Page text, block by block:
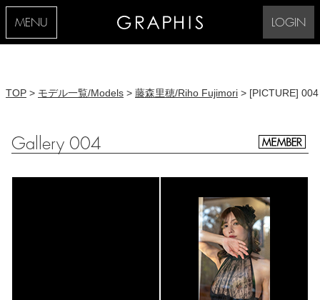
MENU LOGIN
TOP > モデル一覧/Models > 藤森里穂/Riho Fujimori > [PICTURE] 004
Gallery 004